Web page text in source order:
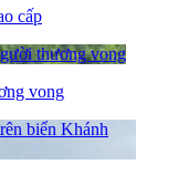
cấp
vong